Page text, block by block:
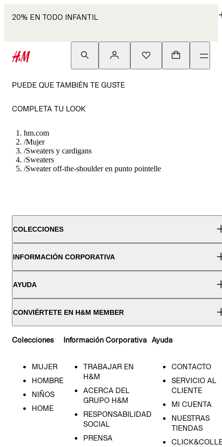
20% EN TODO INFANTIL
PUEDE QUE TAMBIÉN TE GUSTE
COMPLETA TU LOOK
hm.com
/Mujer
/Sweaters y cardigans
/Sweaters
/Sweater off-the-shoulder en punto pointelle
COLECCIONES
INFORMACIÓN CORPORATIVA
AYUDA
CONVIÉRTETE EN H&M MEMBER
Colecciones
MUJER
HOMBRE
NIÑOS
HOME
Información Corporativa
TRABAJAR EN
H&M
ACERCA DEL
GRUPO H&M
RESPONSABILIDAD
SOCIAL
PRENSA
Ayuda
CONTACTO
SERVICIO AL
CLIENTE
MI CUENTA
NUESTRAS
TIENDAS